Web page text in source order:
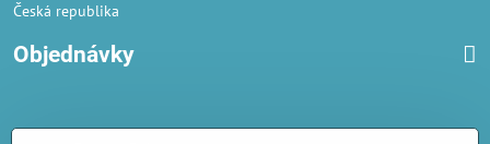
Česká republika
Objednávky